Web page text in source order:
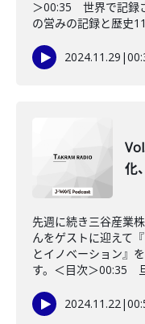
＞00:35 世界で記録
の営みの記録と歴史
2024.11.29 |
化
先週に続き三谷産業
んをゲストに迎えて
とイノベーション』
す。＜目次＞00:35
2024.11.22|